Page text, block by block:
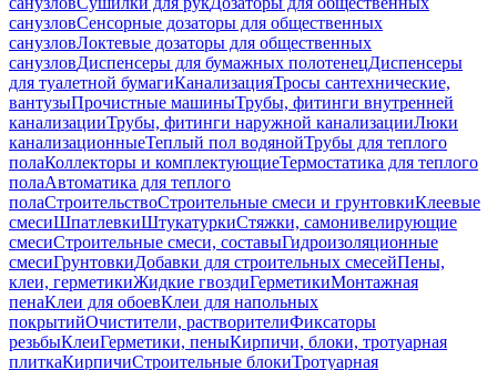
санузловСенсорные дозаторы для общественных
санузловЛоктевые дозаторы для общественных
санузловДиспенсеры для бумажных полотенецДиспенсеры
для туалетной бумагиКанализацияТросы сантехнические,
вантузыПрочистные машиныТрубы, фитинги внутренней
канализацииТрубы, фитинги наружной канализацииЛюки
канализационныеТеплый пол водянойТрубы для теплого
полаКоллекторы и комплектующиеТермостатика для теплого
полаАвтоматика для теплого
полаСтроительствоСтроительные смеси и грунтовкиКлеевые
смесиШпатлевкиШтукатуркиСтяжки, самонивелирующие
смесиСтроительные смеси, составыГидроизоляционные
смесиГрунтовкиДобавки для строительных смесейПены,
клеи, герметикиЖидкие гвоздиГерметикиМонтажная
пенаКлеи для обоевКлеи для напольных
покрытийОчистители, растворителиФиксаторы
резьбыКлеиГерметики, пеныКирпичи, блоки, тротуарная
плиткаКирпичиСтроительные блокиТротуарная